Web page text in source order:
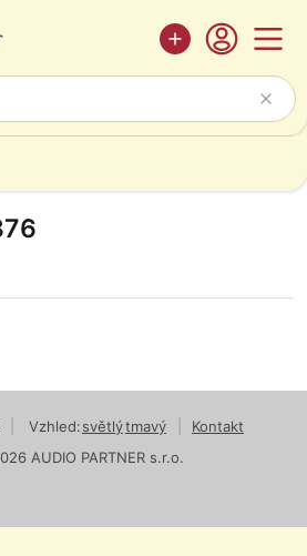
Vzhled:světlýtmavý
Kontakt
AUDIO PARTNER s.r.o.